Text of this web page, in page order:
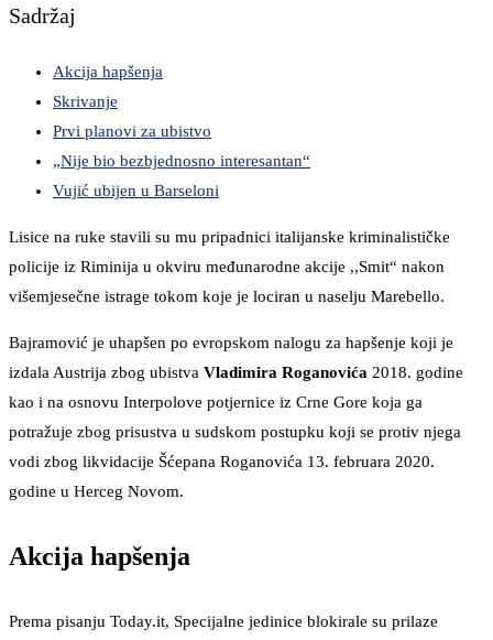
Sadržaj
Akcija hapšenja
Skrivanje
Prvi planovi za ubistvo
„Nije bio bezbjednosno interesantan“
Vujić ubijen u Barseloni
Lisice na ruke stavili su mu pripadnici italijanske kriminalističke
policije iz Riminija u okviru međunarodne akcije ,,Smit“ nakon
višemjesečne istrage tokom koje je lociran u naselju Marebello.
Bajramović je uhapšen po evropskom nalogu za hapšenje koji je
izdala Austrija zbog ubistva Vladimira Roganovića 2018. godine
kao i na osnovu Interpolove potjernice iz Crne Gore koja ga
potražuje zbog prisustva u sudskom postupku koji se protiv njega
vodi zbog likvidacije Šćepana Roganovića 13. februara 2020.
godine u Herceg Novom.
Akcija hapšenja
Prema pisanju Today.it, Specijalne jedinice blokirale su prilaze